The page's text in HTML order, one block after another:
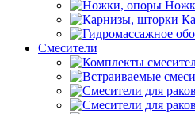
Смесители